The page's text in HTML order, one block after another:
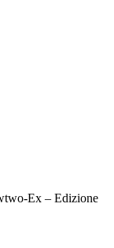
Ex – Edizione